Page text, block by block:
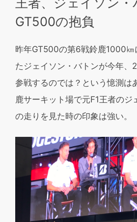
GT500の抱負
昨年GT500の第6戦鈴鹿1000㎞
たジェイソン・バトンが今年、
参戦するのでは？という憶測は
鹿サーキット場で元F1王者のジ
の走りを見た時の印象は強い。